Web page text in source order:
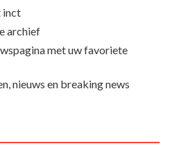
inct
archief
met uw favoriete
nieuws en breaking news